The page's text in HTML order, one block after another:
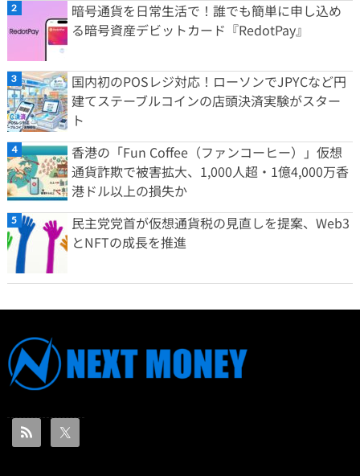
暗号通貨を日常生活で！誰でも簡単に申し込め
る暗号資産デビットカード『RedotPay』
国内初のPOSレジ対応！ローソンでJPYCなど円
建てステーブルコインの店頭決済実験がスター
ト
香港の「Fun Coffee（ファンコーヒー）」仮想
通貨詐欺で被害拡大、1,000人超・1億4,000万香
港ドル以上の損失か
民主党党首が仮想通貨税の見直しを提案、Web3
とNFTの成長を推進